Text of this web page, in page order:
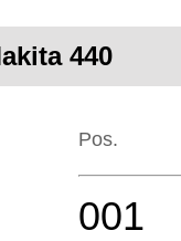
440
Pos.
001